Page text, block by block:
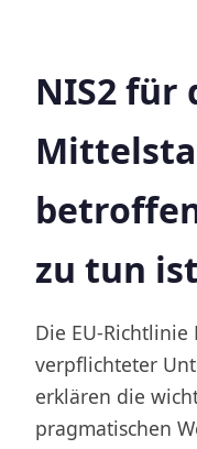
NIS2 für
zu tun ist
Die EU-
verpflichteter
erklären die
pragmatischen